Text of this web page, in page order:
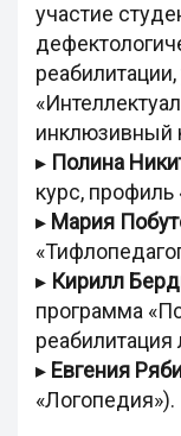
участие
инклюзивный
▸ Полина
курс, профиль
▸ Мария
▸ Кирилл
программа
реабилитация
▸ Евгения
«Логопедия»).